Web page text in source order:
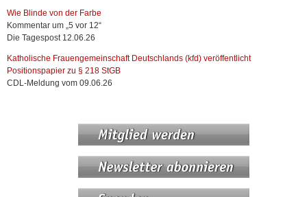
Wie Blinde von der Farbe
Kommentar um „5 vor 12“
Die Tagespost 12.06.26
Katholische Frauengemeinschaft Deutschlands (kfd) veröffentlicht
Positionspapier zu § 218 StGB
CDL-Meldung vom 09.06.26